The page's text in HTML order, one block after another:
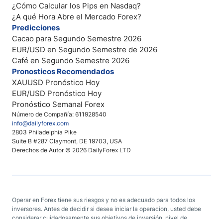
Número de Compañía: 611928540
info@dailyforex.com
2803 Philadelphia Pike
Suite B #287 Claymont, DE 19703, USA
Derechos de Autor © 2026 DailyForex LTD
¿Cómo Calcular los Pips en Nasdaq?
¿A qué Hora Abre el Mercado Forex?
Predicciones
Cacao para Segundo Semestre 2026
EUR/USD en Segundo Semestre de 2026
Café en Segundo Semestre 2026
Pronosticos Recomendados
XAUUSD Pronóstico Hoy
EUR/USD Pronóstico Hoy
Pronóstico Semanal Forex
Operar en Forex tiene sus riesgos y no es adecuado para todos los
inversores. Antes de decidir si desea iniciar la operacion, usted debe